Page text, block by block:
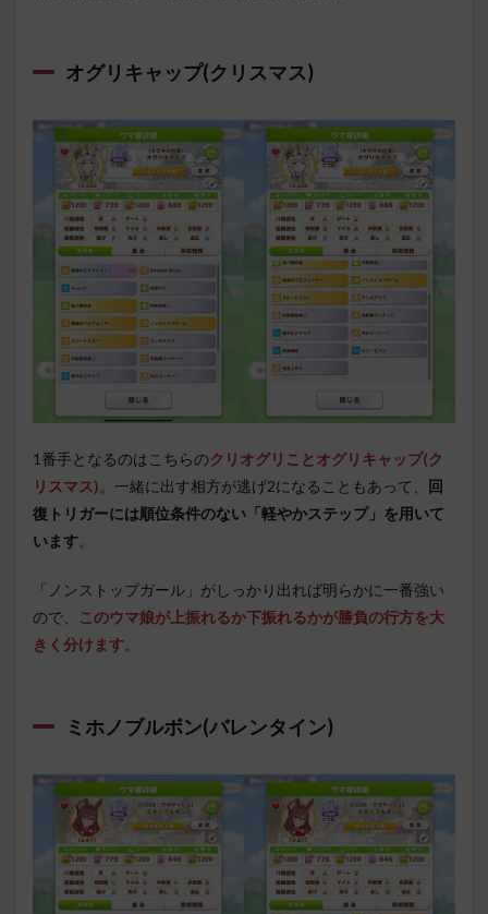
オグリキャップ(クリスマス)
1番手となるのはこちらのクリオグリことオグリキャップ(ク
リスマス)。一緒に出す相方が逃げ2になることもあって、 回
復トリガーには順位条件のない「軽やかステップ」を用いて
います。
「ノンストップガール」がしっかり出れば明らかに一番強い
ので、
このウマ娘が上振れるか下振れるかが勝負の行方を大
きく分けます。
ミホノブルボン(バレンタイン)